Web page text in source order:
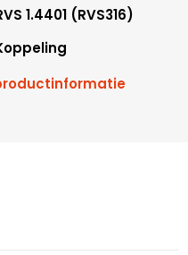
1.4401 (RVS316)